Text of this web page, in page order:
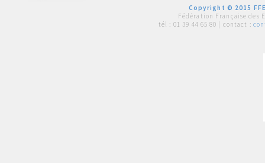
Copyright © 2015
Fédération Française des
tél : 01 39 44 65 80 | contact :